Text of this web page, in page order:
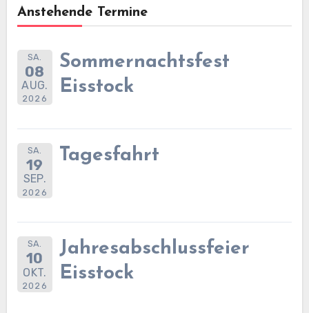
Anstehende Termine
SA.
08
AUG.
2026
Sommernachtsfest
Eisstock
SA.
19
SEP.
2026
Tagesfahrt
SA.
10
OKT.
2026
Jahresabschlussfeier
Eisstock